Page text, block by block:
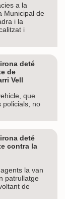
a la
Municipal de
i la
i
deté
de
Vell
que
policials, no
deté
contra la
la van
patrullatge
de